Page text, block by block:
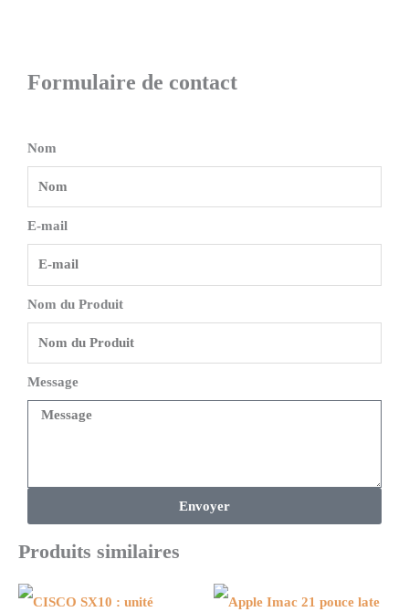
Formulaire de contact
Nom
E-mail
Nom du Produit
Message
Envoyer
Produits similaires